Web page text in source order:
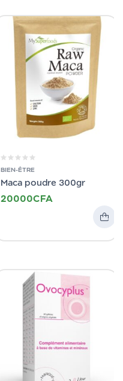
BIEN-ÊTRE
Maca poudre 300gr
20000CFA